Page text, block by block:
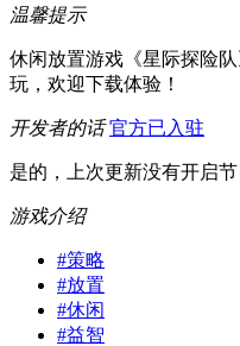
温馨提示
休闲放置游戏《星际探险
玩，欢迎下载体验！
开发者的话 官方已入驻
是的，上次更新没有开启
游戏介绍
#策略
#放置
#休闲
#益智